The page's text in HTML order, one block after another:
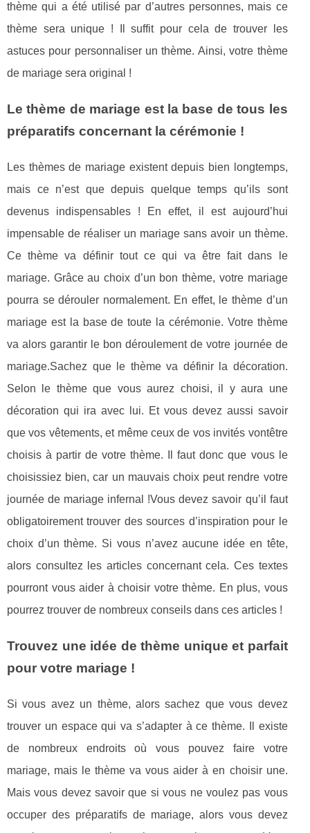
thème qui a été utilisé par d’autres personnes, mais ce
thème sera unique ! Il suffit pour cela de trouver les
astuces pour personnaliser un thème. Ainsi, votre thème
de mariage sera original !
Le thème de mariage est la base de tous les
préparatifs concernant la cérémonie !
Les thèmes de mariage existent depuis bien longtemps,
mais ce n’est que depuis quelque temps qu’ils sont
devenus indispensables ! En effet, il est aujourd’hui
impensable de réaliser un mariage sans avoir un thème.
Ce thème va définir tout ce qui va être fait dans le
mariage. Grâce au choix d’un bon thème, votre mariage
pourra se dérouler normalement. En effet, le thème d’un
mariage est la base de toute la cérémonie. Votre thème
va alors garantir le bon déroulement de votre journée de
mariage.Sachez que le thème va définir la décoration.
Selon le thème que vous aurez choisi, il y aura une
décoration qui ira avec lui. Et vous devez aussi savoir
que vos vêtements, et même ceux de vos invités vontêtre
choisis à partir de votre thème. Il faut donc que vous le
choisissiez bien, car un mauvais choix peut rendre votre
journée de mariage infernal !Vous devez savoir qu’il faut
obligatoirement trouver des sources d’inspiration pour le
choix d’un thème. Si vous n’avez aucune idée en tête,
alors consultez les articles concernant cela. Ces textes
pourront vous aider à choisir votre thème. En plus, vous
pourrez trouver de nombreux conseils dans ces articles !
Trouvez une idée de thème unique et parfait
pour votre mariage !
Si vous avez un thème, alors sachez que vous devez
trouver un espace qui va s’adapter à ce thème. Il existe
de nombreux endroits où vous pouvez faire votre
mariage, mais le thème va vous aider à en choisir une.
Mais vous devez savoir que si vous ne voulez pas vous
occuper des préparatifs de mariage, alors vous devez